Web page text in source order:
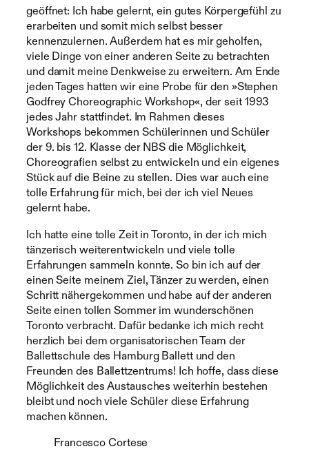
geöffnet: Ich habe gelernt, ein gutes Körpergefühl zu
erarbeiten und somit mich selbst besser
kennenzulernen. Außerdem hat es mir geholfen,
viele Dinge von einer anderen Seite zu betrachten
und damit meine Denkweise zu erweitern. Am Ende
jeden Tages hatten wir eine Probe für den »Stephen
Godfrey Choreographic Workshop«, der seit 1993
jedes Jahr stattfindet. Im Rahmen dieses
Workshops bekommen Schülerinnen und Schüler
der 9. bis 12. Klasse der NBS die Möglichkeit,
Choreografien selbst zu entwickeln und ein eigenes
Stück auf die Beine zu stellen. Dies war auch eine
tolle Erfahrung für mich, bei der ich viel Neues
gelernt habe.
Ich hatte eine tolle Zeit in Toronto, in der ich mich
tänzerisch weiterentwickeln und viele tolle
Erfahrungen sammeln konnte. So bin ich auf der
einen Seite meinem Ziel, Tänzer zu werden, einen
Schritt nähergekommen und habe auf der anderen
Seite einen tollen Sommer im wunderschönen
Toronto verbracht. Dafür bedanke ich mich recht
herzlich bei dem organisatorischen Team der
Ballettschule des Hamburg Ballett und den
Freunden des Ballettzentrums! Ich hoffe, dass diese
Möglichkeit des Austausches weiterhin bestehen
bleibt und noch viele Schüler diese Erfahrung
machen können.
Francesco Cortese